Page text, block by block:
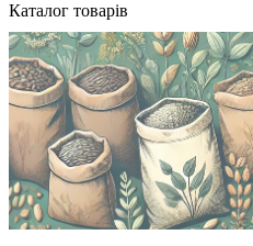
Каталог товарів